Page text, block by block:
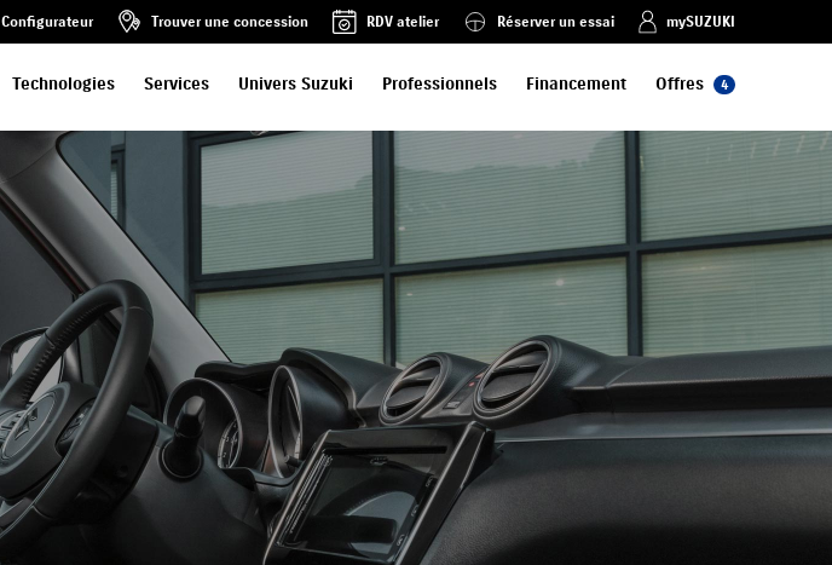
Configurateur Trouver une concession RDV atelier Réserver un essai mySUZUKI
Technologies Services Univers Suzuki Professionnels Financement Offres 4